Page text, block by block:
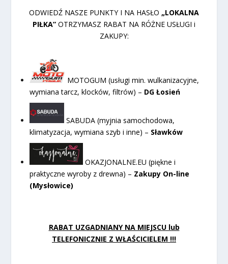
ODWIEDŹ NASZE PUNKTY I NA HASŁO „LOKALNA
PIŁKA” OTRZYMASZ RABAT NA RÓŻNE USŁUGI i
ZAKUPY:
MOTOGUM (usługi min. wulkanizacyjne,
wymiana tarcz, klocków, filtrów) – DG Łosień
SABUDA (myjnia samochodowa,
klimatyzacja, wymiana szyb i inne) – Sławków
OKAZJONALNE.EU (piękne i
praktyczne wyroby z drewna) – Zakupy On-line
(Mysłowice)
RABAT UZGADNIANY NA MIEJSCU lub
TELEFONICZNIE Z WŁAŚCICIELEM !!!